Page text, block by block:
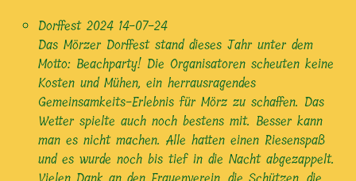
Dorffest 2024 14-07-24
Das Mörzer Dorffest stand dieses Jahr unter dem
Motto: Beachparty! Die Organisatoren scheuten keine
Kosten und Mühen, ein herrausragendes
Gemeinsamkeits-Erlebnis für Mörz zu schaffen. Das
Wetter spielte auch noch bestens mit. Besser kann
man es nicht machen. Alle hatten einen Riesenspaß
und es wurde noch bis tief in die Nacht abgezappelt.